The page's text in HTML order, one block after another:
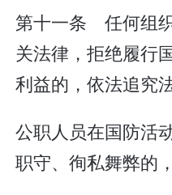
第十一条 任何组
关法律，拒绝履行
利益的，依法追究
公职人员在国防活
职守、徇私舞弊的